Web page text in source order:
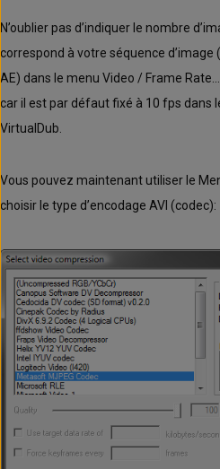
N’oublier pas d’indiquer le nombre
correspond à votre séquence
AE) dans le menu Video / Frame
car il est par défaut fixé à 10 fps dans
VirtualDub.
Vous pouvez maintenant utiliser le
choisir le type d’encodage AVI (codec):